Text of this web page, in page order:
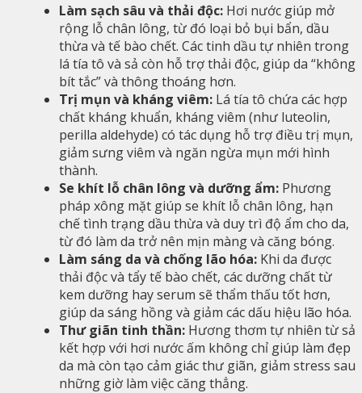
Làm sạch sâu và thải độc: Hơi nước giúp mở
rộng lỗ chân lông, từ đó loại bỏ bụi bẩn, dầu
thừa và tế bào chết. Các tinh dầu tự nhiên trong
lá tía tô và sả còn hỗ trợ thải độc, giúp da “không
bít tắc” và thông thoáng hơn.
Trị mụn và kháng viêm: Lá tía tô chứa các hợp
chất kháng khuẩn, kháng viêm (như luteolin,
perilla aldehyde) có tác dụng hỗ trợ điều trị mụn,
giảm sưng viêm và ngăn ngừa mụn mới hình
thành.
Se khít lỗ chân lông và dưỡng ẩm: Phương
pháp xông mặt giúp se khít lỗ chân lông, hạn
chế tình trạng dầu thừa và duy trì độ ẩm cho da,
từ đó làm da trở nên mịn màng và căng bóng.
Làm sáng da và chống lão hóa: Khi da được
thải độc và tẩy tế bào chết, các dưỡng chất từ
kem dưỡng hay serum sẽ thẩm thấu tốt hơn,
giúp da sáng hồng và giảm các dấu hiệu lão hóa.
Thư giãn tinh thần: Hương thơm tự nhiên từ sả
kết hợp với hơi nước ấm không chỉ giúp làm đẹp
da mà còn tạo cảm giác thư giãn, giảm stress sau
những giờ làm việc căng thẳng.